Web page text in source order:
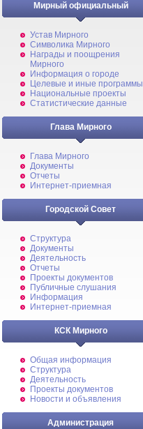
Мирный официальный
Устав Мирного
Символика Мирного
Награды и поощрения
Мирного
Информация о городе
Целевые и иные программы
Национальные проекты
Статистические данные
Глава Мирного
Глава Мирного
Документы
Отчеты
Интернет-приемная
Городской Совет
Структура
Документы
Деятельность
Отчеты
Проекты документов
Публичные слушания
Информация
Интернет-приемная
КСК Мирного
Общая информация
Структура
Деятельность
Проекты документов
Новости и объявления
Администрация